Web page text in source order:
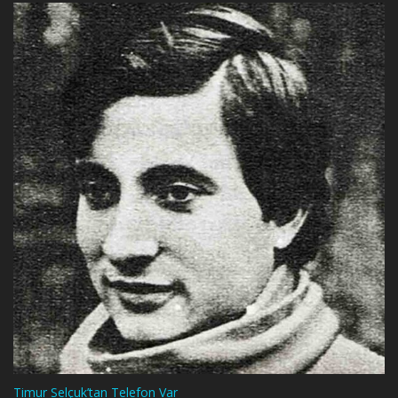
Timur Selçuk’tan Telefon Var